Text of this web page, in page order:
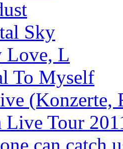
Sky
Love, L
To Myself
(Konzerte,
Live Tour
can catch